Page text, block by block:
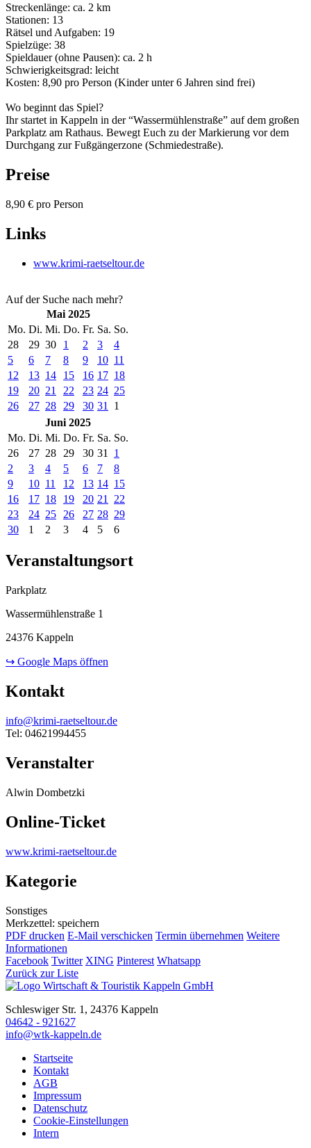
Streckenlänge: ca. 2 km
Stationen: 13
Rätsel und Aufgaben: 19
Spielzüge: 38
Spieldauer (ohne Pausen): ca. 2 h
Schwierigkeitsgrad: leicht
Kosten: 8,90 pro Person (Kinder unter 6 Jahren sind frei)
Wo beginnt das Spiel?
Ihr startet in Kappeln in der “Wassermühlenstraße” auf dem großen
Parkplatz am Rathaus. Bewegt Euch zu der Markierung vor dem
Durchgang zur Fußgängerzone (Schmiedestraße).
Preise
8,90 € pro Person
Links
www.krimi-raetseltour.de
Auf der Suche nach mehr?
Mai 2025
Mo. Di. Mi. Do. Fr. Sa. So.
28
29 30 1 2 3
4
5
6 7 8 9 10 11
12
13 14 15 16 17 18
19
20 21 22 23 24 25
26
27 28 29 30 31
1
Juni 2025
Mo. Di. Mi. Do. Fr. Sa. So.
26
27 28 29 30 31
1
2
3 4 5 6 7
8
9
10 11 12 13 14 15
16
17 18 19 20 21
22
23
24 25 26 27 28 29
30
1 2 3 4 5 6
Veranstaltungsort
Parkplatz
Wassermühlenstraße 1
24376 Kappeln
↪ Google Maps öffnen
Kontakt
info@krimi-raetseltour.de
Tel: 04621994455
Veranstalter
Alwin Dombetzki
Online-Ticket
www.krimi-raetseltour.de
Kategorie
Sonstiges
Merkzettel: speichern
PDF drucken E-Mail verschicken Termin übernehmen Weitere
Informationen
Facebook Twitter XING Pinterest Whatsapp
Zurück zur Liste
Schleswiger Str. 1, 24376 Kappeln
04642 - 921627
info@wtk-kappeln.de
Startseite
Kontakt
AGB
Impressum
Datenschutz
Cookie-Einstellungen
Intern